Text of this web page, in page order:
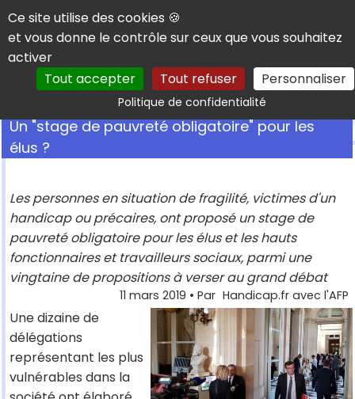
Panneau de gestion des cookies
Ce site utilise des cookies 🍪
et vous donne le contrôle sur ceux que vous souhaitez
activer
Tout accepter
Tout refuser Personnaliser
Politique de confidentialitéRechercher
Un "stage de pauvreté obligatoire" pour les
élus ?
Les personnes en situation de fragilité, victimes d'un
handicap ou précaires, ont proposé un stage de
pauvreté obligatoire pour les élus et les hauts
fonctionnaires et travailleurs sociaux, parmi une
vingtaine de propositions à verser au grand débat
11 mars 2019 • Par Handicap.fr avec l'AFP
Une dizaine de
délégations
représentant les plus
vulnérables dans la